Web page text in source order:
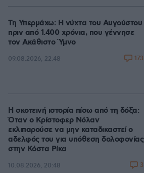
Τη Υπερμάχω: Η νύχτα του Αυγούστου
πριν από 1.400 χρόνια, που γέννησε
τον Ακάθιστο Ύμνο
09.08.2026, 22:48 173
Η σκοτεινή ιστορία πίσω από τη δόξα:
Όταν ο Κρίστοφερ Νόλαν
εκλιπαρούσε να μην καταδικαστεί ο
αδελφός του για υπόθεση δολοφονίας
στην Κόστα Ρίκα
10.08.2026, 20:48 3